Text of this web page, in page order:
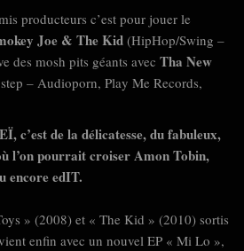
producteurs c’est pour jouer le
Joe & The Kid(HipHop/Swing –
des mosh pits géants avec Tha New
– Audioporn, Play Me Records,
c’est de la délicatesse, du fabuleux,
l’on pourrait croiser Amon Tobin,
encore edIT.
» (2008) et « The Kid » (2010) sortis
enfin avec un nouvel EP « Mi Lo »,